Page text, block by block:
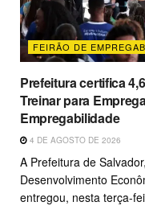
FEIRÃO DE
Prefeitura certifica
Treinar para
Empregabilidade
4 DE AGOSTO DE 2026
A Prefeitura de
Desenvolvimento
entregou, nesta terça-